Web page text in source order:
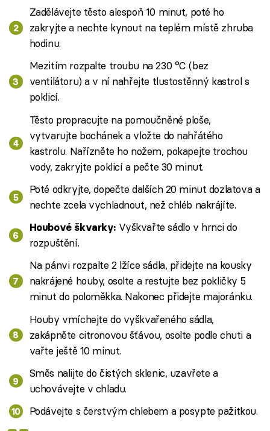
Zadělávejte těsto alespoň 10 minut, poté ho
zakryjte a nechte kynout na teplém místě zhruba
hodinu.
Mezitím rozpalte troubu na 230 °C (bez
ventilátoru) a v ní nahřejte tlustostěnný kastrol s
poklicí.
Těsto propracujte na pomoučněné ploše,
vytvarujte bochánek a vložte do nahřátého
kastrolu. Nařízněte ho nožem, pokapejte trochou
vody, zakryjte poklicí a pečte 30 minut.
Poté odkryjte, dopečte dalších 20 minut dozlatova a
nechte zcela vychladnout, než chléb nakrájíte.
Houbové škvarky: Vyškvařte sádlo v hrnci do
rozpuštění.
Na pánvi rozpalte 2 lžíce sádla, přidejte na kousky
nakrájené houby, osolte a restujte bez pokličky 5
minut do poloměkka. Nakonec přidejte majoránku.
Houby vmíchejte do vyškvařeného sádla,
zakápněte citronovou šťávou, osolte podle chuti a
vařte ještě 10 minut.
Směs nalijte do čistých sklenic, uzavřete a
uchovávejte v chladu.
Podávejte s čerstvým chlebem a posypte pažitkou.